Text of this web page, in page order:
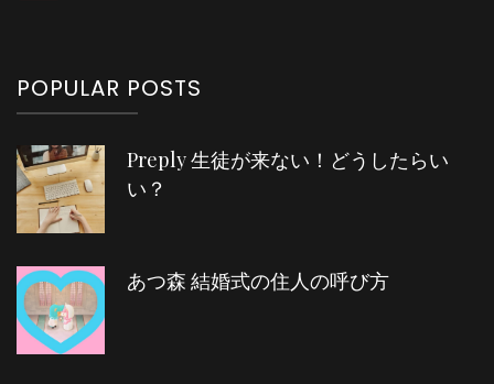
POPULAR POSTS
Preply 生徒が来ない！どうしたらい
い？
あつ森 結婚式の住人の呼び方